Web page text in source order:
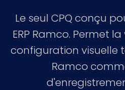
Le seul CPQ conçu
ERP Ramco. Permet
configuration visuelle
Ramco